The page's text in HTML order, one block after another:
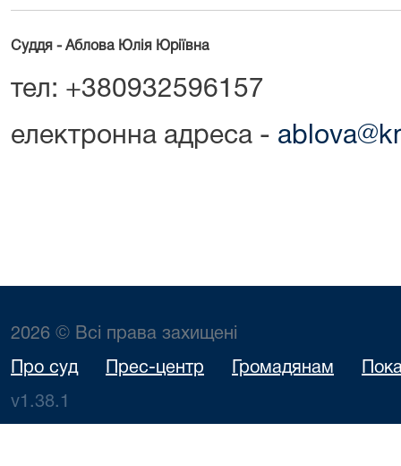
Суддя - Аблова Юлія Юріївна
тел: +380932596157
електронна адреса -
2026 © Всі права захищені
Про суд Прес-центр Громадянам
v1.38.1